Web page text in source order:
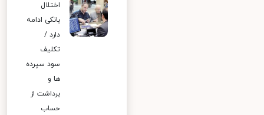
اختلال
بانکی ادامه
دارد /
تکلیف
سود سپرده
ها و
برداشت از
حساب